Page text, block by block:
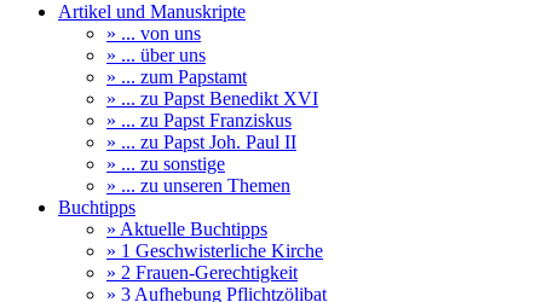
Artikel und Manuskripte
» ... von uns
» ... über uns
» ... zum Papstamt
» ... zu Papst Benedikt XVI
» ... zu Papst Franziskus
» ... zu Papst Joh. Paul II
» ... zu sonstige
» ... zu unseren Themen
Buchtipps
» Aktuelle Buchtipps
» 1 Geschwisterliche Kirche
» 2 Frauen-Gerechtigkeit
» 3 Aufhebung Pflichtzölibat